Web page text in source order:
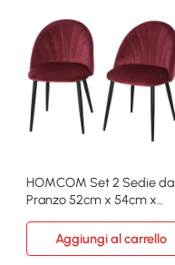
HOMCOM Set 2 Sedie da
Pranzo 52cm x 54cm x
Aggiungi al carrello